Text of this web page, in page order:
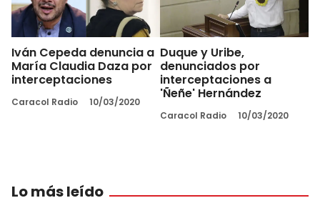
Iván Cepeda denuncia a
María Claudia Daza por
interceptaciones
Caracol Radio 10/03/2020
Duque y Uribe,
denunciados por
interceptaciones a
'Ñeñe' Hernández
Caracol Radio 10/03/2020
Lo más leído